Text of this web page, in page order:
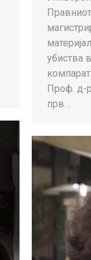
убиства
Проф. д-
прв…